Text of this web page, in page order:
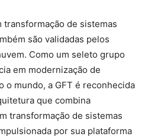
transformação de sistemas
são validadas pelos
Como um seleto grupo
em modernização de
o mundo, a GFT é reconhecida
que combina
transformação de sistemas
por sua plataforma